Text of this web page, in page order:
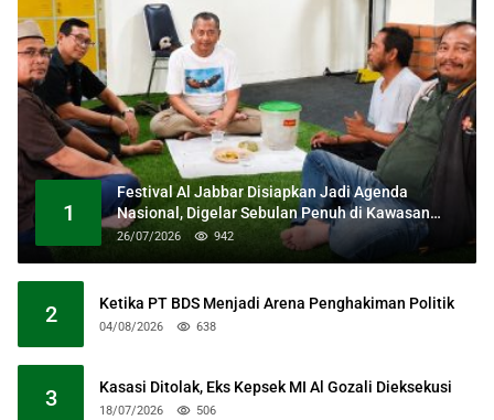
1
Festival Al Jabbar Disiapkan Jadi Agenda
Nasional, Digelar Sebulan Penuh di Kawasan
Masjid Raya Al Jabbar
26/07/2026 942
2 Ketika PT BDS Menjadi Arena Penghakiman Politik
04/08/2026 638
3 Kasasi Ditolak, Eks Kepsek MI Al Gozali Dieksekusi
18/07/2026 506